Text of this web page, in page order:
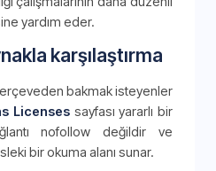
yardım eder.
karşılaştırma
bakmak isteyenler
Licenses sayfası yararlı bir
nofollow değildir ve
bir okuma alanı sunar.